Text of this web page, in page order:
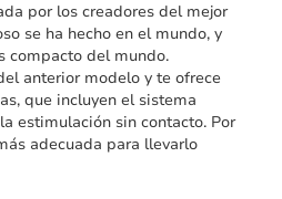
por los creadores del mejor
se ha hecho en el mundo, y
compacto del mundo.
anterior modelo y te ofrece
que incluyen el sistema
estimulación sin contacto. Por
adecuada para llevarlo